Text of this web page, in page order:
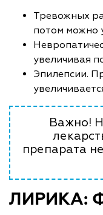
Тревожных
потом можно
увеличивая
Эпилепсии.
Важно!
препарата
ЛИРИКА: